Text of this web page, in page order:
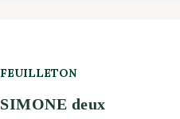
FEUILLETON
SIMONE deux